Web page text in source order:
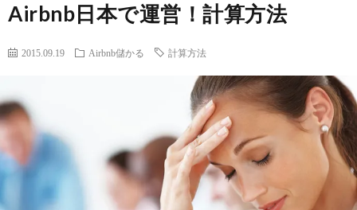
合
わ
Airbnb日本で運営！計算方法
2015.09.19 Airbnb儲かる 計算方法